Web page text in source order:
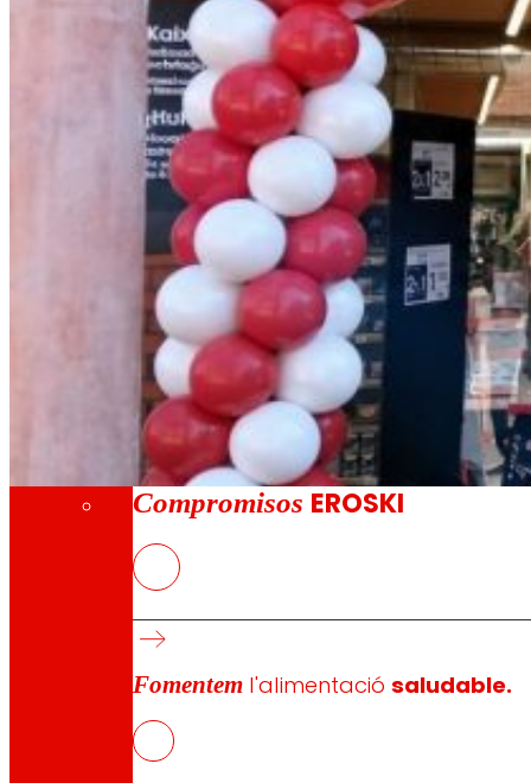
Cooperativa
Som per i per a les persones. Descobreix
Fundació
A través de la nostra Fundació impulsem
Compromisos
Compromisos EROSKI
Fomentem l'alimentaciósaludable.
El nou EROSKI/City ofereix un servei
ha inaugurat un nou supermercat en el número
aposta pels productes locals i frescos de temporada